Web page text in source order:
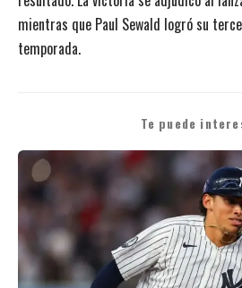
mientras que Paul Sewald logró su
temporada.
Te puede